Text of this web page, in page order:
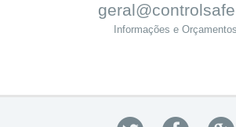
Informações e Orçamentos